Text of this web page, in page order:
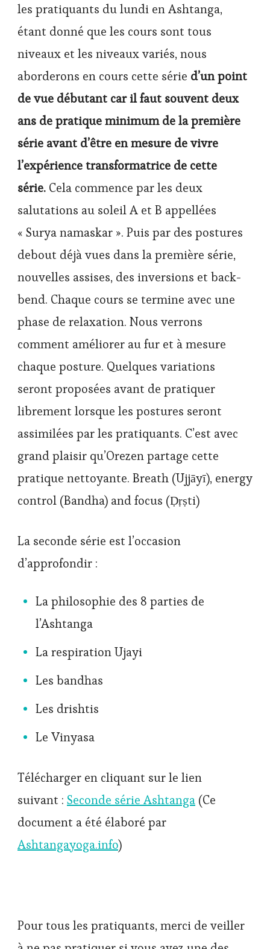
les pratiquants du lundi en Ashtanga,
étant donné que les cours sont tous
niveaux et les niveaux variés, nous
aborderons en cours cette série d’un point
de vue débutant car il faut souvent deux
ans de pratique minimum de la première
série avant d’être en mesure de vivre
l’expérience transformatrice de cette
série. Cela commence par les deux
salutations au soleil A et B appellées
« Surya namaskar ». Puis par des postures
debout déjà vues dans la première série,
nouvelles assises, des inversions et back-
bend. Chaque cours se termine avec une
phase de relaxation. Nous verrons
comment améliorer au fur et à mesure
chaque posture. Quelques variations
seront proposées avant de pratiquer
librement lorsque les postures seront
assimilées par les pratiquants. C’est avec
grand plaisir qu’Orezen partage cette
pratique nettoyante. Breath (Ujjāyī), energy
control (Bandha) and focus (Ḍṛṣti)
La seconde série est l’occasion
d’approfondir :
La philosophie des 8 parties de
l’Ashtanga
La respiration Ujayi
Les bandhas
Les drishtis
Le Vinyasa
Télécharger en cliquant sur le lien
suivant : Seconde série Ashtanga (Ce
document a été élaboré par
Ashtangayoga.info)
Pour tous les pratiquants, merci de veiller